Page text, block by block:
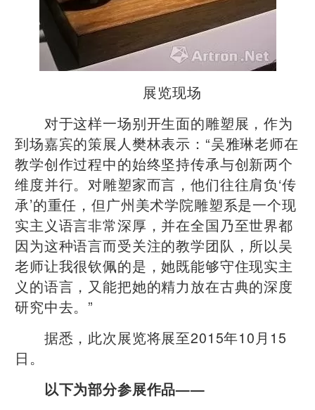
展览现场
对于这样一场别开生面的雕塑展，作为
到场嘉宾的策展人樊林表示：“吴雅琳老师在
教学创作过程中的始终坚持传承与创新两个
维度并行。对雕塑家而言，他们往往肩负‘传
承’的重任，但广州美术学院雕塑系是一个现
实主义语言非常深厚，并在全国乃至世界都
因为这种语言而受关注的教学团队，所以吴
老师让我很钦佩的是，她既能够守住现实主
义的语言，又能把她的精力放在古典的深度
研究中去。”
据悉，此次展览将展至2015年10月15
日。
以下为部分参展作品——